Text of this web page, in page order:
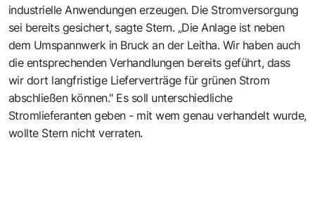
industrielle Anwendungen erzeugen. Die Stromversorgung
sei bereits gesichert, sagte Stern. „Die Anlage ist neben
dem Umspannwerk in Bruck an der Leitha. Wir haben auch
die entsprechenden Verhandlungen bereits geführt, dass
wir dort langfristige Lieferverträge für grünen Strom
abschließen können." Es soll unterschiedliche
Stromlieferanten geben - mit wem genau verhandelt wurde,
wollte Stern nicht verraten.